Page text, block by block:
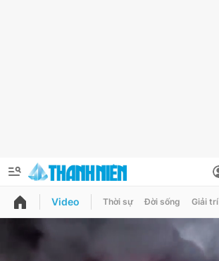
QUẢNG CÁO
Video Thời sự Đời sống Giải trí